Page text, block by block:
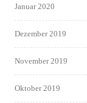
Januar 2020
Dezember 2019
November 2019
Oktober 2019